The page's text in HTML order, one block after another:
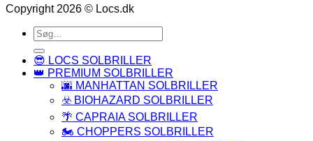
Copyright 2026 © Locs.dk
Søg
efter:
😎 LOCS SOLBRILLER
👑 PREMIUM SOLBRILLER
🌆 MANHATTAN SOLBRILLER
☣️ BIOHAZARD SOLBRILLER
🌴 CAPRAIA SOLBRILLER
🏍️ CHOPPERS SOLBRILLER